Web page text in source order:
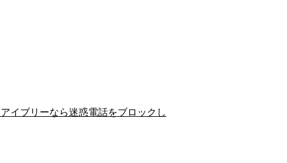
イブリーなら迷惑電話をブロックし